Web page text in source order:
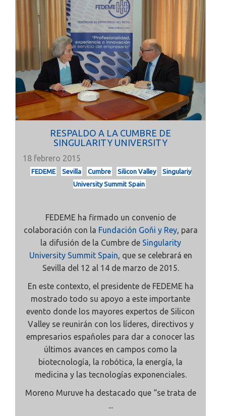
RESPALDO A LA CUMBRE DE
SINGULARITY UNIVERSITY
18 febrero 2015
FEDEME Sevilla Cumbre Silicon Valley
Singulariy
University Summit Spain
FEDEME ha firmado un convenio de
colaboración con la Fundación Goñi y Rey, para
la difusión de la Cumbre de Singularity
University Summit Spain, que se celebrará en
Sevilla del 12 al 14 de marzo de 2015.
En este contexto, el presidente de FEDEME ha
mostrado todo su apoyo a este importante
evento donde los mayores expertos de Silicon
Valley se reunirán con los líderes, directivos y
empresarios españoles para dar a conocer las
últimos avances en campos como la
biotecnología, la robótica, la energía, la
medicina y las tecnologías exponenciales.
Moreno Muruve ha destacado que “se trata de
...